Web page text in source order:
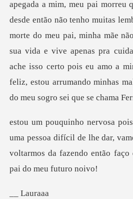
Baixar App
eu pai morreu
desde então não tenho muitas
morte do meu pai, minha mãe
sua vida e vive apenas pra cu
a difícil de lhe dar,
voltarmos da fa
Lau